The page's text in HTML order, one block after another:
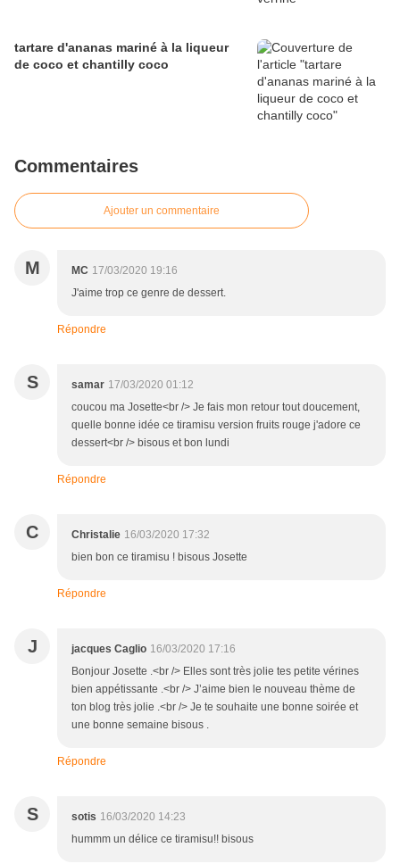
tartare d'ananas mariné à la liqueur
de coco et chantilly coco
Commentaires
Ajouter un commentaire
M MC 17/03/2020 19:16
J'aime trop ce genre de dessert.
Répondre
S samar 17/03/2020 01:12
coucou ma Josette<br /> Je fais mon retour tout doucement,
quelle bonne idée ce tiramisu version fruits rouge j'adore ce
dessert<br /> bisous et bon lundi
Répondre
C Christalie 16/03/2020 17:32
bien bon ce tiramisu ! bisous Josette
Répondre
J jacques Caglio 16/03/2020 17:16
Bonjour Josette .<br /> Elles sont très jolie tes petite vérines
bien appétissante .<br /> J’aime bien le nouveau thème de
ton blog très jolie .<br /> Je te souhaite une bonne soirée et
une bonne semaine bisous .
Répondre
S sotis 16/03/2020 14:23
hummm un délice ce tiramisu!! bisous